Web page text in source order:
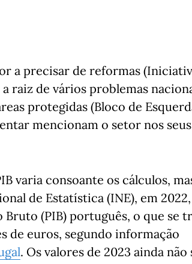
a precisar de reformas
raiz de vários problemas
protegidas (Bloco de
mencionam o setor nos seus
varia consoante os cálculos,
de Estatística (INE), em 2022,
(PIB) português, o que se
de euros, segundo informação
. Os valores de 2023 ainda não